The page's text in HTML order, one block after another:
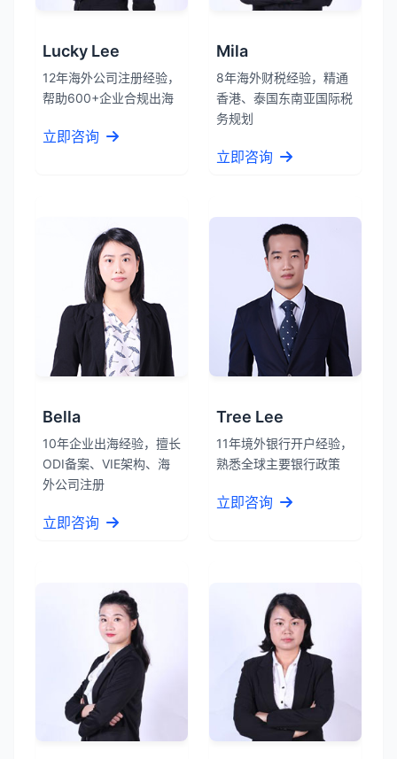
Lucky Lee
12年海外公司注册经验，
帮助600+企业合规出海
立即咨询
Mila
8年海外财税经验，精通
香港、泰国东南亚国际税
务规划
立即咨询
Bella
10年企业出海经验，擅长
ODI备案、VIE架构、海
外公司注册
立即咨询
Tree Lee
11年境外银行开户经验，
熟悉全球主要银行政策
立即咨询